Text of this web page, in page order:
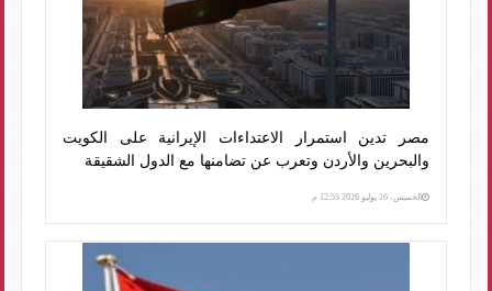
مصر تدين استمرار الاعتداءات الإيرانية على الكويت
والبحرين والأردن وتعرب عن تضامنها مع الدول الشقيقة
الخميس، 16 يوليو 2026 12:55 م